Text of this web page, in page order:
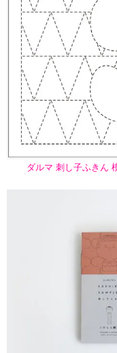
ダルマ 刺し子ふきん